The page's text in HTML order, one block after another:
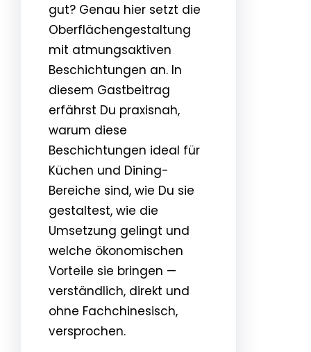
gut? Genau hier setzt die
Oberflächengestaltung
mit atmungsaktiven
Beschichtungen an. In
diesem Gastbeitrag
erfährst Du praxisnah,
warum diese
Beschichtungen ideal für
Küchen und Dining-
Bereiche sind, wie Du sie
gestaltest, wie die
Umsetzung gelingt und
welche ökonomischen
Vorteile sie bringen —
verständlich, direkt und
ohne Fachchinesisch,
versprochen.